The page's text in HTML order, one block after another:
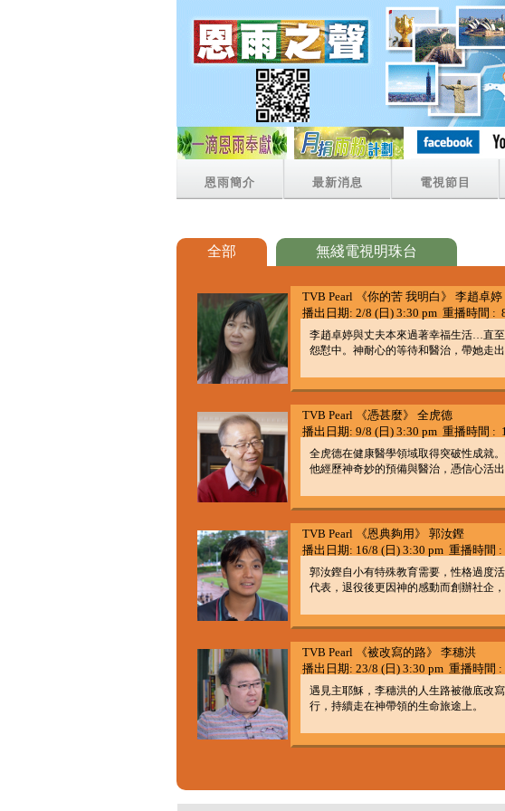
恩雨簡介 最新消息 電視節目
全部 無綫電視明珠台
TVB Pearl 《你的苦 我明白》 李趙卓婷
播出日期: 2/8 (日) 3:30 pm 重播時間 :
李趙卓婷與丈夫本來過著幸福生活…直
怨懟中。神耐心的等待和醫治，帶她走出
TVB Pearl 《憑甚麼》 全虎德
播出日期: 9/8 (日) 3:30 pm 重播時間 :
全虎德在健康醫學領域取得突破性成就
他經歷神奇妙的預備與醫治，憑信心活出
TVB Pearl 《恩典夠用》 郭汝鏗
播出日期: 16/8 (日) 3:30 pm 重播時間
郭汝鏗自小有特殊教育需要，性格過度
代表，退役後更因神的感動而創辦社企
TVB Pearl 《被改寫的路》 李穗洪
播出日期: 23/8 (日) 3:30 pm 重播時間
遇見主耶穌，李穗洪的人生路被徹底改
行，持續走在神帶領的生命旅途上。